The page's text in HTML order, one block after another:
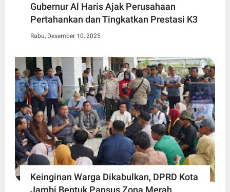
Gubernur Al Haris Ajak Perusahaan
Pertahankan dan Tingkatkan Prestasi K3
Rabu, Desember 10, 2025
Keinginan Warga Dikabulkan, DPRD Kota
Jambi Bentuk Pansus Zona Merah